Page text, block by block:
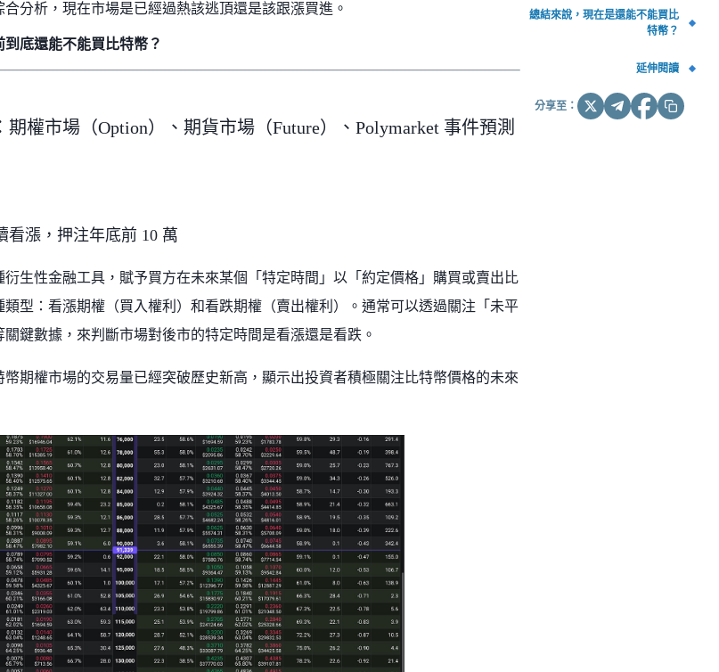
分析，現在市場是已經過熱該逃頂還是該跟漲買進。
到底還能不能買比特幣？
權市場（Option）、期貨市場（Future）、Polymarket 事件預測
看漲，押注年底前 10 萬
生性金融工具，賦予買方在未來某個「特定時間」以「約定價格」購買或賣出比
型：看漲期權（買入權利）和看跌期權（賣出權利）。通常可以透過關注「未平
鍵數據，來判斷市場對後市的特定時間是看漲還是看跌。
期權市場的交易量已經突破歷史新高，顯示出投資者積極關注比特幣價格的未來
總結來說，現在是還能不能買比
特幣？
延伸閱讀
分享至：